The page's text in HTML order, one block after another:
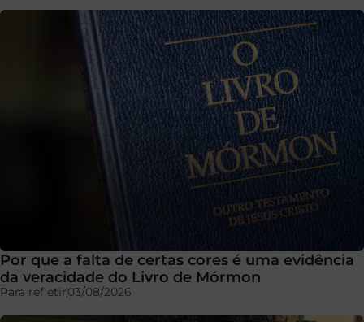
Por que a falta de certas cores é uma evidência
da veracidade do Livro de Mórmon
Para refletir03/08/2026